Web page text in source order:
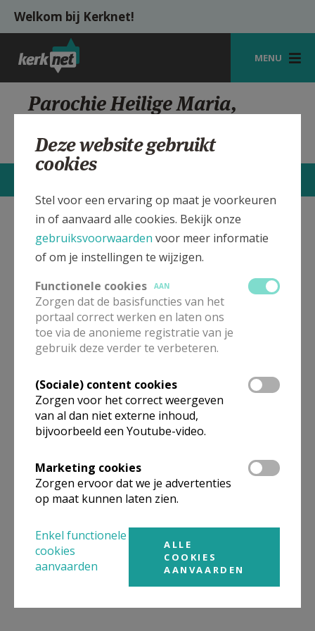
Overslaan en naar de inhoud gaan
Welkom bij Kerknet!
MENU
STARTPAGINA
VIERINGEN
ZOEKEN
HULP
AANMELDEN OF REGISTREREN
Parochie Heilige Maria,
Boutersem
Verbergen
Sint Hilarius kerk Boutersem
In deze kerk vinden geen weekendvieringen plaats. Bekijk
de details voor het adres van de kerk, alsook een lijst met
kerken in de buurt.
ALLE DETAILS TONEN
Omgeving
links naar kerken, eventueel van andere
organisaties, in de buurt.
Deze website gebruikt
cookies
Stel voor een ervaring op maat je voorkeuren
in of aanvaard alle cookies. Bekijk onze
gebruiksvoorwaarden voor meer informatie
of om je instellingen te wijzigen.
Functionele cookies
AAN
Zorgen dat de basisfuncties van het
portaal correct werken en laten ons
toe via de anonieme registratie van je
gebruik deze verder te verbeteren.
(Sociale) content cookies
Zorgen voor het correct weergeven
van al dan niet externe inhoud,
bijvoorbeeld een Youtube-video.
Marketing cookies
Zorgen ervoor dat we je advertenties
op maat kunnen laten zien.
Enkel functionele
cookies
aanvaarden
ALLE
COOKIES
AANVAARDEN